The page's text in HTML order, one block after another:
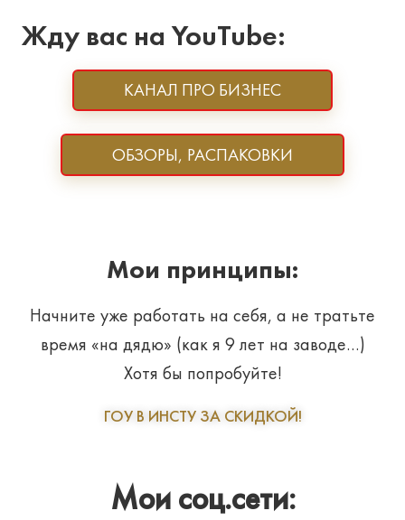
Жду вас на YouTube:
КАНАЛ ПРО БИЗНЕС
ОБЗОРЫ, РАСПАКОВКИ
Мои принципы:
Начните уже работать на себя, а не тратьте
время «на дядю» (как я 9 лет на заводе…)
Хотя бы попробуйте!
ГОУ В ИНСТУ ЗА СКИДКОЙ!
Мои соц.сети: